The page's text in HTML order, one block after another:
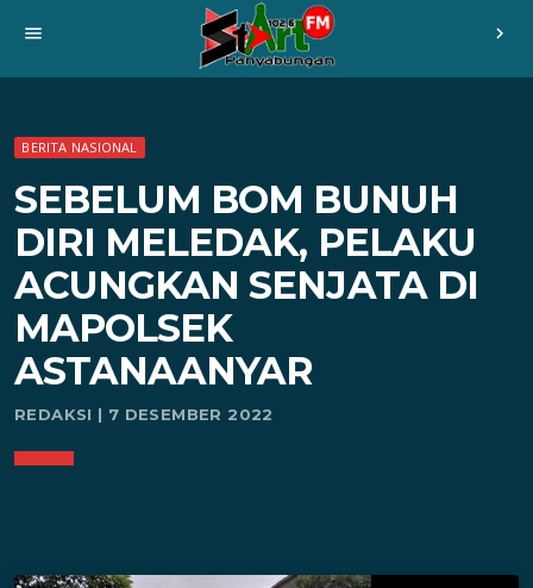
menu chevron_right
BERITA NASIONAL
SEBELUM BOM BUNUH
DIRI MELEDAK, PELAKU
ACUNGKAN SENJATA DI
MAPOLSEK
ASTANAANYAR
REDAKSI | 7 DESEMBER 2022